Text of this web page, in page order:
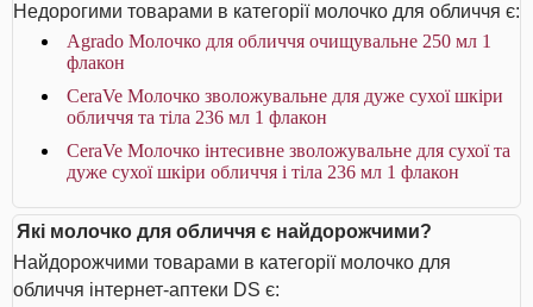
Недорогими товарами в категорії молочко для обличчя є:
Agrado Молочко для обличчя очищувальне 250 мл 1
флакон
CeraVe Молочко зволожувальне для дуже сухої шкіри
обличчя та тіла 236 мл 1 флакон
CeraVe Молочко інтесивне зволожувальне для сухої та
дуже сухої шкіри обличчя і тіла 236 мл 1 флакон
Які молочко для обличчя є найдорожчими?
Найдорожчими товарами в категорії молочко для
обличчя інтернет-аптеки DS є: